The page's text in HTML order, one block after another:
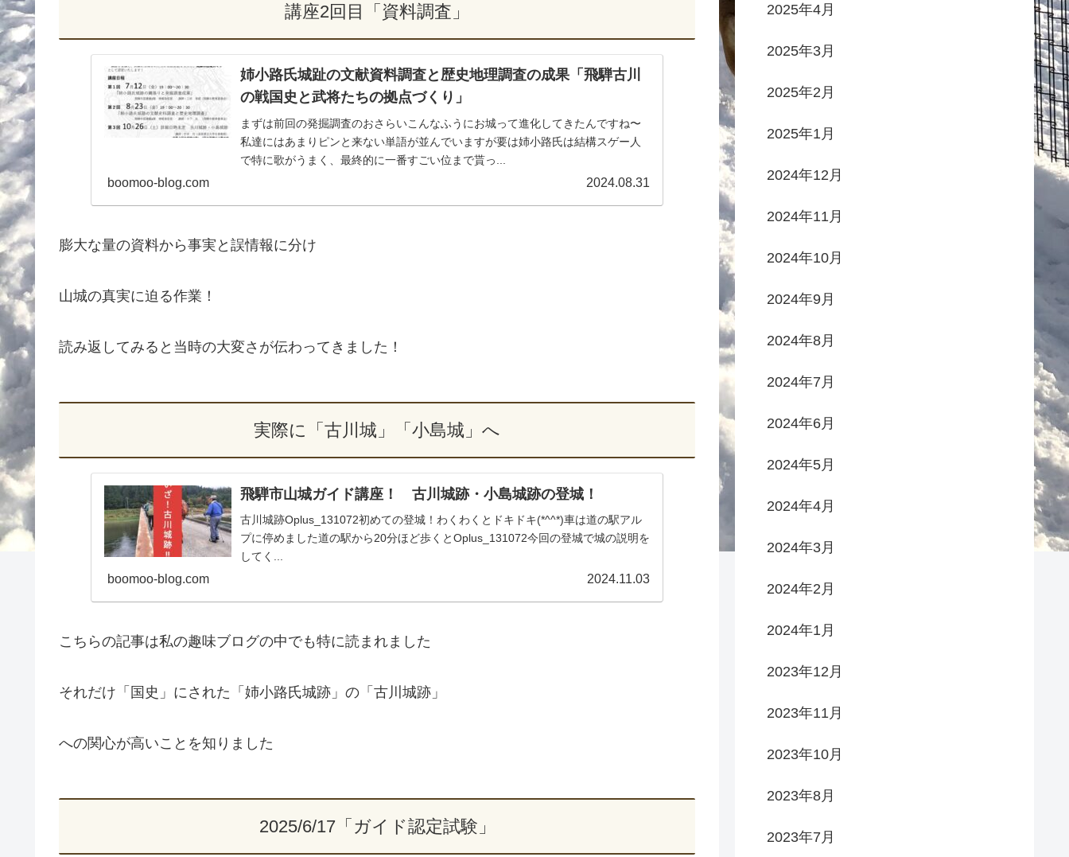
講座2回目「資料調査」
姉小路氏城趾の文献資料調査と歴史地理調査の成果「飛騨古川
の戦国史と武将たちの拠点づくり」
まずは前回の発掘調査のおさらいこんなふうにお城って進化してきたんですね〜
私達にはあまりピンと来ない単語が並んでいますが要は姉小路氏は結構スゲー人
で特に歌がうまく、最終的に一番すごい位まで貰っ...
boomoo-blog.com 2024.08.31
膨大な量の資料から事実と誤情報に分け
山城の真実に迫る作業！
読み返してみると当時の大変さが伝わってきました！
実際に「古川城」「小島城」へ
飛騨市山城ガイド講座！ 古川城跡・小島城跡の登城！
古川城跡Oplus_131072初めての登城！わくわくとドキドキ(*^^*)車は道の駅アル
プに停めました道の駅から20分ほど歩くとOplus_131072今回の登城で城の説明を
してく...
boomoo-blog.com 2024.11.03
こちらの記事は私の趣味ブログの中でも特に読まれました
それだけ「国史」にされた「姉小路氏城跡」の「古川城跡」
への関心が高いことを知りました
2025/6/17「ガイド認定試験」
2025年4月
2025年3月
2025年2月
2025年1月
2024年12月
2024年11月
2024年10月
2024年9月
2024年8月
2024年7月
2024年6月
2024年5月
2024年4月
2024年3月
2024年2月
2024年1月
2023年12月
2023年11月
2023年10月
2023年8月
2023年7月